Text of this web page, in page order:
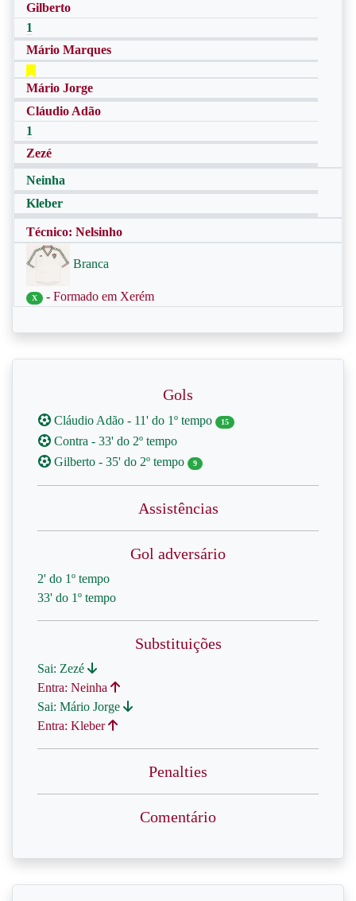
Gilberto
1
Mário Marques
Mário Jorge
Cláudio Adão
1
Zezé
Neinha
Kleber
Técnico: Nelsinho
Branca
X - Formado em Xerém
Gols
Cláudio Adão - 11' do 1º tempo 15
Contra - 33' do 2º tempo
Gilberto - 35' do 2º tempo
9
Assistências
Gol adversário
2' do 1º tempo
33' do 1º tempo
Substituições
Sai: Zezé
Entra: Neinha
Sai: Mário Jorge
Entra: Kleber
Penalties
Comentário